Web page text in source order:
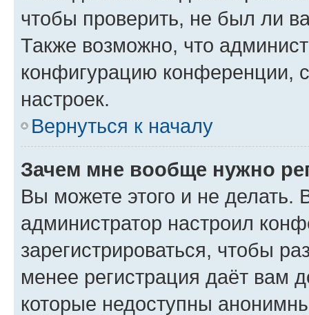
чтобы проверить, не был ли
Также возможно, что
конфигурацию конференции,
настроек.
Вернуться к началу
Зачем мне вообще нужно
Вы можете этого и не делать.
администратор настроил
зарегистрироваться, чтобы
менее регистрация даёт вам
которые недоступны